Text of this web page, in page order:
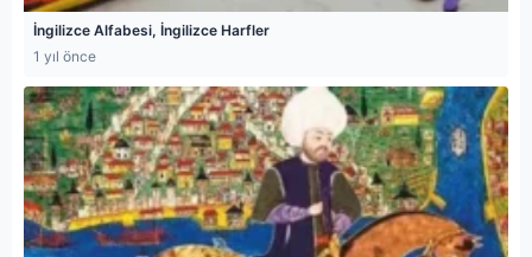
İngilizce Alfabesi, İngilizce Harfler
1 yıl önce